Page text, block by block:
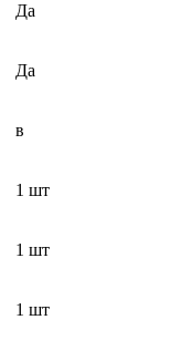
Да
Да
в
1 шт
1 шт
1 шт